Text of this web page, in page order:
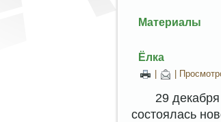
Материалы
Ёлка
|
29 декабря
состоялась